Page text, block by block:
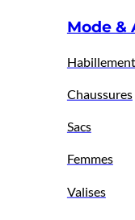
Mode &
Habillement
Chaussures
Sacs
Femmes
Valises